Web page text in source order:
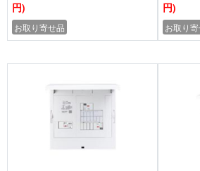
円)
お取り寄せ品
円)
お取り